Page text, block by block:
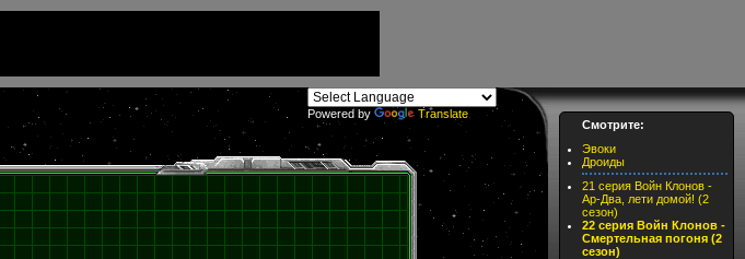
Powered by
Translate
Смотрите:
Эвоки
Дроиды
21 серия Войн Клонов -
Ар-Два, лети домой! (2
сезон)
22 серия Войн Клонов -
Смертельная погоня (2
сезон)